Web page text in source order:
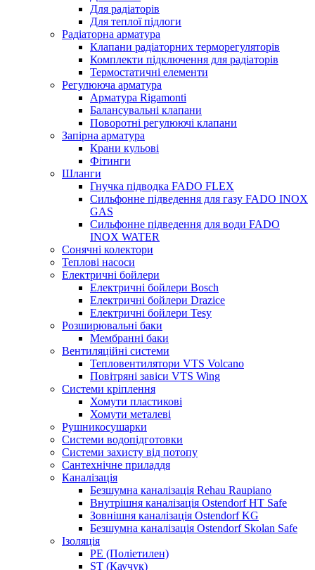
Для радіаторів
Для теплої підлоги
Радіаторна арматура
Клапани радіаторних терморегуляторів
Комплекти підключення для радіаторів
Термостатичні елементи
Регулююча арматура
Арматура Rigamonti
Балансувальні клапани
Поворотні регулюючі клапани
Запірна арматура
Крани кульові
Фітинги
Шланги
Гнучка підводка FADO FLEX
Сильфонне підведення для газу FADO INOX
GAS
Сильфонне підведення для води FADO
INOX WATER
Сонячні колектори
Теплові насоси
Електричні бойлери
Електричні бойлери Bosch
Електричні бойлери Drazice
Електричні бойлери Tesy
Розширювальні баки
Мембранні баки
Вентиляційні системи
Тепловентилятори VTS Volcano
Повітряні завіси VTS Wing
Системи кріплення
Хомути пластикові
Хомути металеві
Рушникосушарки
Системи водопідготовки
Системи захисту від потопу
Сантехнічне приладдя
Каналізація
Безшумна каналізація Rehau Raupiano
Внутрішня каналізація Ostendorf HT Safe
Зовнішня каналізація Ostendorf KG
Безшумна каналізація Ostendorf Skolan Safe
Ізоляція
PE (Поліетилен)
ST (Каучук)